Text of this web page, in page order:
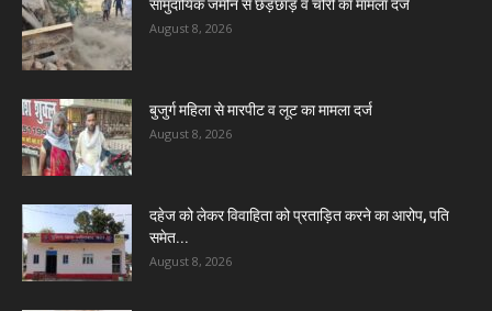
सामुदायिक जमीन से छेड़छाड़ व चोरी का मामला दर्ज
August 8, 2026
बुजुर्ग महिला से मारपीट व लूट का मामला दर्ज
August 8, 2026
दहेज को लेकर विवाहिता को प्रताड़ित करने का आरोप, पति
समेत...
August 8, 2026